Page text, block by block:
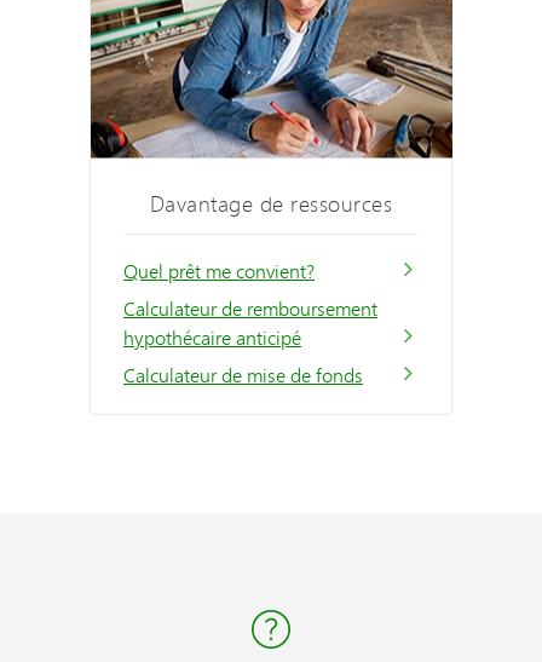
Davantage de ressources
Quel prêt me convient?
Calculateur de remboursement
hypothécaire anticipé
Calculateur de mise de fonds